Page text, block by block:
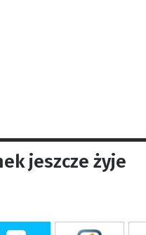
jeszcze żyje